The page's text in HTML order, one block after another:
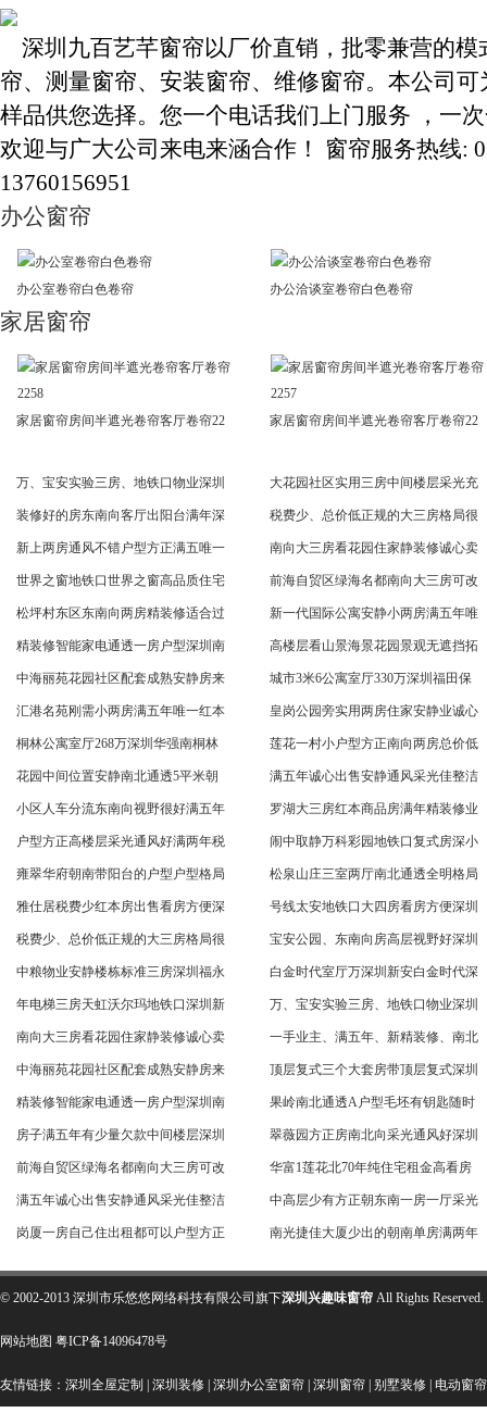
深圳九百艺芊窗帘以厂价直销，批零兼营的模
帘、测量窗帘、安装窗帘、维修窗帘。本公司
样品供您选择。您一个电话我们上门服务 ，一
欢迎与广大公司来电来涵合作！ 窗帘服务热线:
13760156951
办公窗帘
办公室卷帘白色卷帘 办公洽谈室卷帘白色卷帘
家居窗帘
家居窗帘房间半遮光卷帘客厅卷帘22 家居窗帘房间半遮光卷帘客厅卷帘22
万、宝安实验三房、地铁口物业深圳 大花园社区实用三房中间楼层采光充
装修好的房东南向客厅出阳台满年深 税费少、总价低正规的大三房格局很
新上两房通风不错户型方正满五唯一 南向大三房看花园住家静装修诚心卖
世界之窗地铁口世界之窗高品质住宅 前海自贸区绿海名都南向大三房可改
松坪村东区东南向两房精装修适合过 新一代国际公寓安静小两房满五年唯
精装修智能家电通透一房户型深圳南 高楼层看山景海景花园景观无遮挡拓
中海丽苑花园社区配套成熟安静房来 城市3米6公寓室厅330万深圳福田保
汇港名苑刚需小两房满五年唯一红本 皇岗公园旁实用两房住家安静业诚心
桐林公寓室厅268万深圳华强南桐林 莲花一村小户型方正南向两房总价低
花园中间位置安静南北通透5平米朝 满五年诚心出售安静通风采光佳整洁
小区人车分流东南向视野很好满五年 罗湖大三房红本商品房满年精装修业
户型方正高楼层采光通风好满两年税 闹中取静万科彩园地铁口复式房深小
雍翠华府朝南带阳台的户型户型格局 松泉山庄三室两厅南北通透全明格局
雅仕居税费少红本房出售看房方便深 号线太安地铁口大四房看房方便深圳
税费少、总价低正规的大三房格局很 宝安公园、东南向房高层视野好深圳
中粮物业安静楼栋标准三房深圳福永 白金时代室厅万深圳新安白金时代深
年电梯三房天虹沃尔玛地铁口深圳新 万、宝安实验三房、地铁口物业深圳
南向大三房看花园住家静装修诚心卖 一手业主、满五年、新精装修、南北
中海丽苑花园社区配套成熟安静房来 顶层复式三个大套房带顶层复式深圳
精装修智能家电通透一房户型深圳南 果岭南北通透A户型毛坯有钥匙随时
房子满五年有少量欠款中间楼层深圳 翠薇园方正房南北向采光通风好深圳
前海自贸区绿海名都南向大三房可改 华富1莲花北70年纯住宅租金高看房
满五年诚心出售安静通风采光佳整洁 中高层少有方正朝东南一房一厅采光
岗厦一房自己住出租都可以户型方正 南光捷佳大厦少出的朝南单房满两年
© 2002-2013 深圳市乐悠悠网络科技有限公司旗下深圳兴趣味窗帘 All Rights
网站地图 粤ICP备14096478号
友情链接： 深圳全屋定制 深圳装修 深圳办公室窗帘 深圳窗帘 别墅装修 电动窗帘